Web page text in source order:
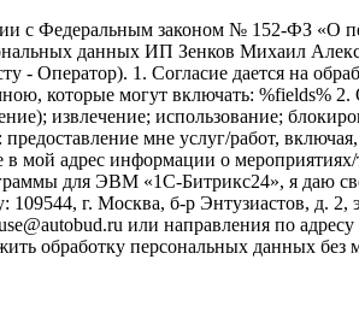
с Федеральным законом № 152-ФЗ «О
данных ИП Зенков Михаил
- Оператор). 1. Согласие дается на
которые могут включать: %fields% 2.
извлечение; использование;
мне услуг/работ,
мой адрес информации о
для ЭВМ «1С-Битрикс24», я даю
г. Москва, б-р Энтузиастов, д. 2,
или направления по
обработку персональных данных